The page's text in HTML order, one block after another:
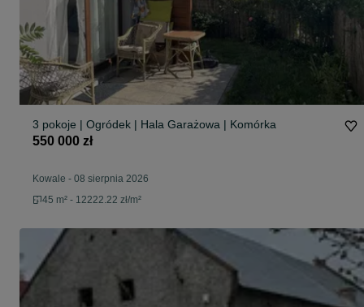
3 pokoje | Ogródek | Hala Garażowa | Komórka
550 000 zł
Kowale - 08 sierpnia 2026
45 m² - 12222.22 zł/m²